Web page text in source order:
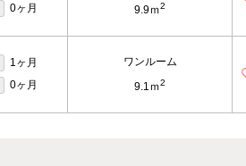
0ヶ月
9.9ｍ2
1ヶ月
0ヶ月
ワンルーム
9.1ｍ2